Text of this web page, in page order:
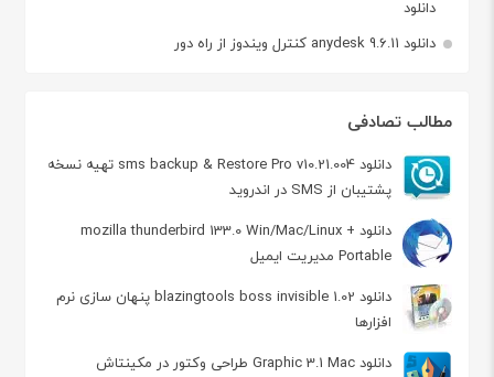
دانلود
دانلود anydesk 9.6.11 کنترل ویندوز از راه دور
مطالب تصادفی
دانلود sms backup & Restore Pro v10.21.004 تهیه نسخه
پشتیبان از SMS در اندروید
دانلود mozilla thunderbird 133.0 Win/Mac/Linux +
Portable مدیریت ایمیل
دانلود blazingtools boss invisible 1.02 پنهان سازی نرم
افزارها
دانلود Graphic 3.1 Mac طراحی وکتور در مکینتاش